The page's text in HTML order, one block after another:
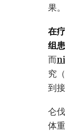
果。
在
组
而
究
到
仑
体